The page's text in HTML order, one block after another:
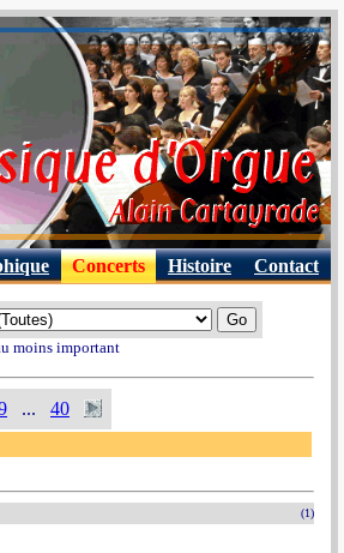
Concerts Histoire Contact
moins important
... 40
(1)